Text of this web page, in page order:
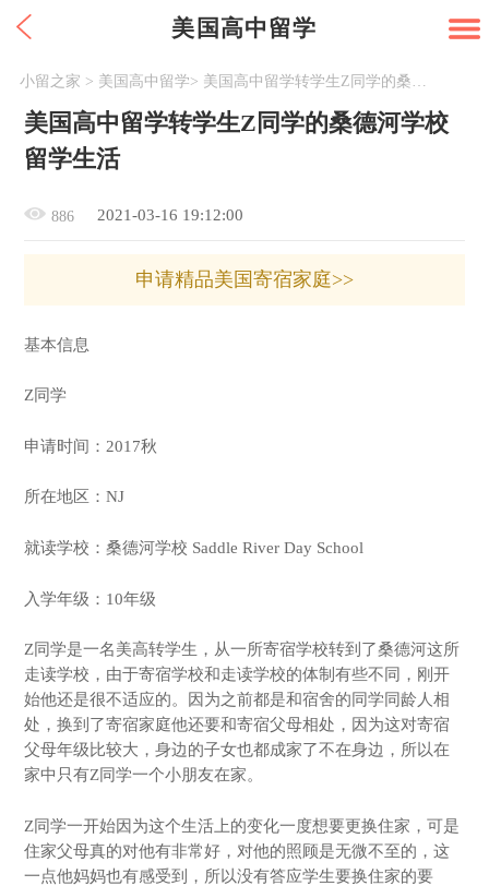
美国高中留学
小留之家 > 美国高中留学>
美国高中留学转学生Z同学的桑德河学校
留学生活
886 2021-03-16 19:12:00
申请精品美国寄宿家庭>>
基本信息
Z同学
申请时间：2017秋
所在地区：NJ
就读学校：桑德河学校 Saddle River Day School
入学年级：10年级
Z同学是一名美高转学生，从一所寄宿学校转到了桑德河这所
走读学校，由于寄宿学校和走读学校的体制有些不同，刚开
始他还是很不适应的。因为之前都是和宿舍的同学同龄人相
处，换到了寄宿家庭他还要和寄宿父母相处，因为这对寄宿
父母年级比较大，身边的子女也都成家了不在身边，所以在
家中只有Z同学一个小朋友在家。
Z同学一开始因为这个生活上的变化一度想要更换住家，可是
住家父母真的对他有非常好，对他的照顾是无微不至的，这
一点他妈妈也有感受到，所以没有答应学生要换住家的要